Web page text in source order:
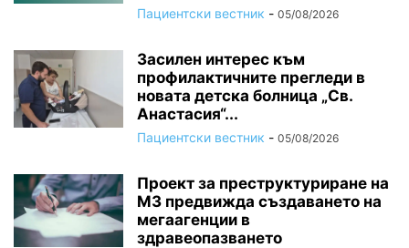
Пациентски вестник - 05/08/2026
Засилен интерес към
профилактичните прегледи в
новата детска болница „Св.
Анастасия“...
Пациентски вестник - 05/08/2026
Проект за преструктуриране на
МЗ предвижда създаването на
мегаагенции в
здравеопазването